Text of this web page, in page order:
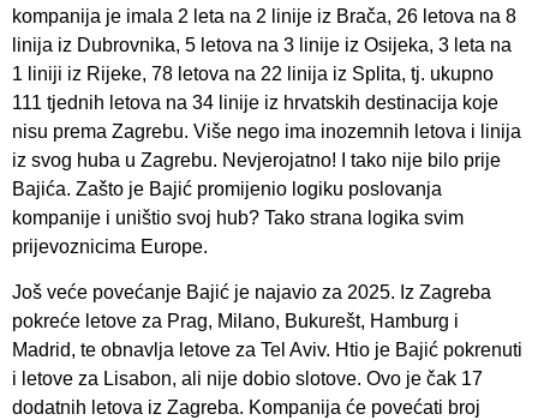
kompanija je imala 2 leta na 2 linije iz Brača, 26 letova na 8
linija iz Dubrovnika, 5 letova na 3 linije iz Osijeka, 3 leta na
1 liniji iz Rijeke, 78 letova na 22 linija iz Splita, tj. ukupno
111 tjednih letova na 34 linije iz hrvatskih destinacija koje
nisu prema Zagrebu. Više nego ima inozemnih letova i linija
iz svog huba u Zagrebu. Nevjerojatno! I tako nije bilo prije
Bajića. Zašto je Bajić promijenio logiku poslovanja
kompanije i uništio svoj hub? Tako strana logika svim
prijevoznicima Europe.
Još veće povećanje Bajić je najavio za 2025. Iz Zagreba
pokreće letove za Prag, Milano, Bukurešt, Hamburg i
Madrid, te obnavlja letove za Tel Aviv. Htio je Bajić pokrenuti
i letove za Lisabon, ali nije dobio slotove. Ovo je čak 17
dodatnih letova iz Zagreba. Kompanija će povećati broj